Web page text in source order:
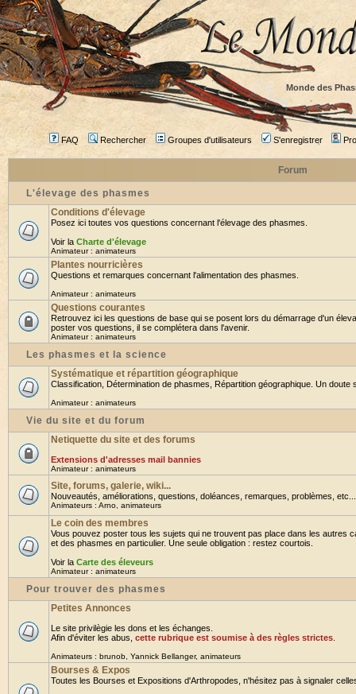
Monde des
FAQ Rechercher Groupes d'utilisateurs S'enregistrer
Forum
L'élevage des phasmes
Conditions d'élevage
Posez ici toutes vos questions concernant l'élevage des phasmes.
Voir la Charte d'élevage
Animateur : animateurs
Plantes nourricières
Questions et remarques concernant l'alimentation des phasmes.
Animateur : animateurs
Questions courantes
Retrouvez ici les questions de base qui se posent lors du démarrage d'un
poster vos questions, il se complétera dans l'avenir.
Animateur : animateurs
Les phasmes et la science
Systématique et répartition géographique
Classification, Détermination de phasmes, Répartition géographique. Un doute
Animateur : animateurs
Vie du site et du forum
Netiquette du site et des forums
Extensions d'adresses mail bannies
Animateur : animateurs
Site, forums, galerie, wiki...
Nouveautés, améliorations, questions, doléances, remarques, problèmes,
Animateurs : Arno animateurs
Le coin des membres
Vous pouvez poster tous les sujets qui ne trouvent pas place dans les autres
et des phasmes en particulier. Une seule obligation : restez courtois.
Voir la Carte des éleveurs
Animateur : animateurs
Pour trouver des phasmes
Petites Annonces
Le site privilègie les dons et les échanges.
Afin d'éviter les abus, cette rubrique est soumise à des règles strictes
Animateurs : brunob Yannick Bellanger, animateurs
Bourses & Expos
Toutes les Bourses et Expositions d'Arthropodes, n'hésitez pas à signaler